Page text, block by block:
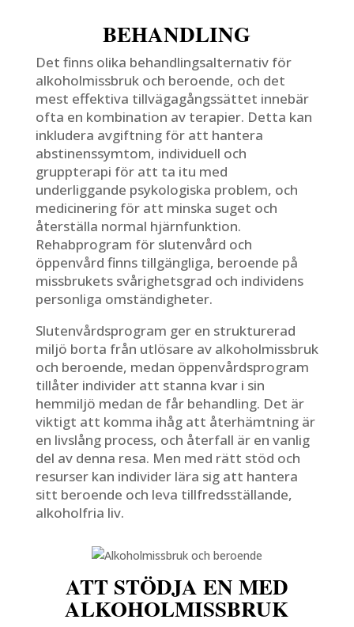
BEHANDLING
Det finns olika behandlingsalternativ för
alkoholmissbruk och beroende, och det
mest effektiva tillvägagångssättet innebär
ofta en kombination av terapier. Detta kan
inkludera avgiftning för att hantera
abstinenssymtom, individuell och
gruppterapi för att ta itu med
underliggande psykologiska problem, och
medicinering för att minska suget och
återställa normal hjärnfunktion.
Rehabprogram för slutenvård och
öppenvård finns tillgängliga, beroende på
missbrukets svårighetsgrad och individens
personliga omständigheter.
Slutenvårdsprogram ger en strukturerad
miljö borta från utlösare av alkoholmissbruk
och beroende, medan öppenvårdsprogram
tillåter individer att stanna kvar i sin
hemmiljö medan de får behandling. Det är
viktigt att komma ihåg att återhämtning är
en livslång process, och återfall är en vanlig
del av denna resa. Men med rätt stöd och
resurser kan individer lära sig att hantera
sitt beroende och leva tillfredsställande,
alkoholfria liv.
ATT STÖDJA EN MED
ALKOHOLMISSBRUK